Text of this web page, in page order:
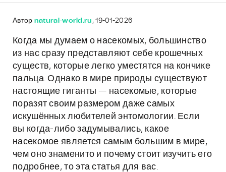
Автор natural-world.ru , 19-01-2026
Когда мы думаем о насекомых, большинство
из нас сразу представляют себе крошечных
существ, которые легко уместятся на кончике
пальца. Однако в мире природы существуют
настоящие гиганты — насекомые, которые
поразят своим размером даже самых
искушённых любителей энтомологии. Если
вы когда-либо задумывались, какое
насекомое является самым большим в мире,
чем оно знаменито и почему стоит изучить его
подробнее, то эта статья для вас.